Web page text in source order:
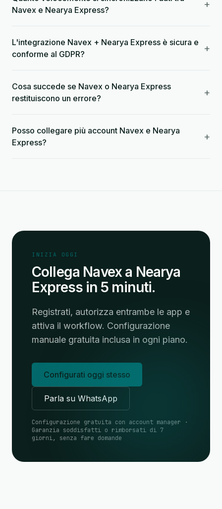
Navex e Nearya Express?
+
L'integrazione Navex + Nearya Express è sicura e
conforme al GDPR?
+
Cosa succede se Navex o Nearya Express
restituiscono un errore?
+
Posso collegare più account Navex e Nearya
Express?
+
INIZIA OGGI
Collega Navex a Nearya
Express in 5 minuti.
Registrati, autorizza entrambe le app e
attiva il workflow. Configurazione
manuale gratuita inclusa in ogni piano.
Configurati oggi stesso
Parla su WhatsApp
Configurazione gratuita con account manager ·
Garanzia soddisfatti o rimborsati di 7
giorni, senza fare domande